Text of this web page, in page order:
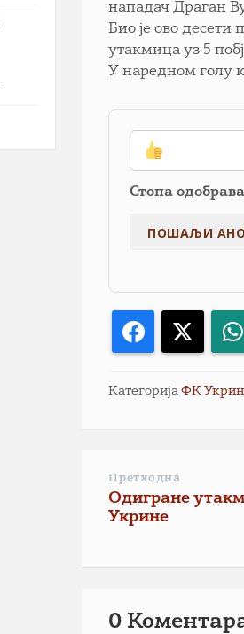
нападач Драган
Био је ово десети
утакмица уз 5
У наредном голу
Стопа
Facebook
КатегоријаФК
Претходна
Одигране
Укрине
0